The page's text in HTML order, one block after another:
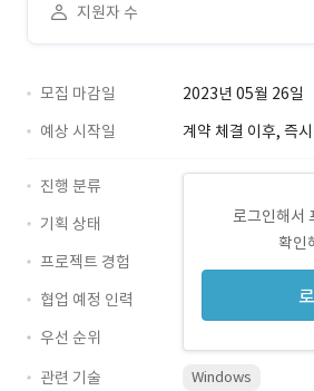
지원자 수
모집 마감일
2023년 05월 26일
예상 시작일
계약 체결 이후, 즉
로그인해서
확인
진행 분류
기획 상태
프로젝트 경험
협업 예정 인력
우선 순위
관련 기술
Windows